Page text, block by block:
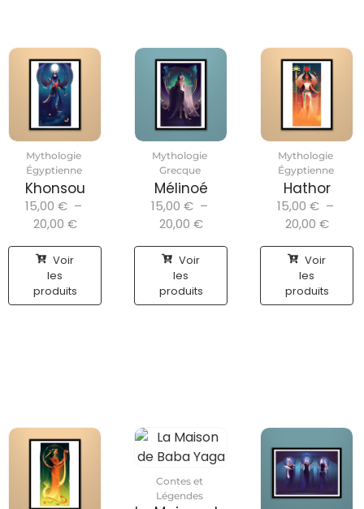
Mythologie
Égyptienne
Khonsou
15,00 € –
20,00 €
Voir
les
produits
Mythologie
Grecque
Mélinoé
15,00 € –
20,00 €
Voir
les
produits
Mythologie
Égyptienne
Hathor
15,00 € –
20,00 €
Voir
les
produits
Contes et
Légendes